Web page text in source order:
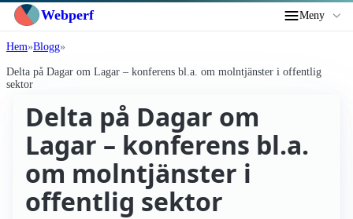
Webperf Meny
Hem Blogg
Delta på Dagar om Lagar – konferens bl.a. om molntjänster i offentlig
sektor
Delta på Dagar om
Lagar – konferens bl.a.
om molntjänster i
offentlig sektor